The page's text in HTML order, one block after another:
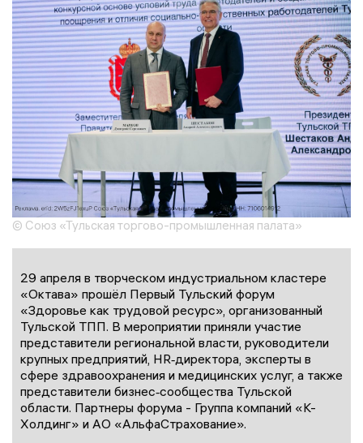
© Союз «Тульская торгово-промышленная палата»
29 апреля в творческом индустриальном кластере
«Октава» прошёл Первый Тульский форум
«Здоровье как трудовой ресурс», организованный
Тульской ТПП. В мероприятии приняли участие
представители региональной власти, руководители
крупных предприятий, HR‑директора, эксперты в
сфере здравоохранения и медицинских услуг, а также
представители бизнес‑сообщества Тульской
области. Партнеры форума - Группа компаний «К-
Холдинг» и АО «АльфаСтрахование».